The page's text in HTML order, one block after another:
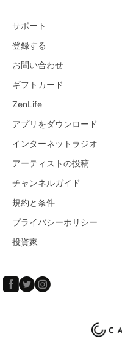
サポート
登録する
お問い合わせ
ギフトカード
ZenLife
アプリをダウンロード
インターネットラジオ
アーティストの投稿
チャンネルガイド
規約と条件
プライバシーポリシー
投資家